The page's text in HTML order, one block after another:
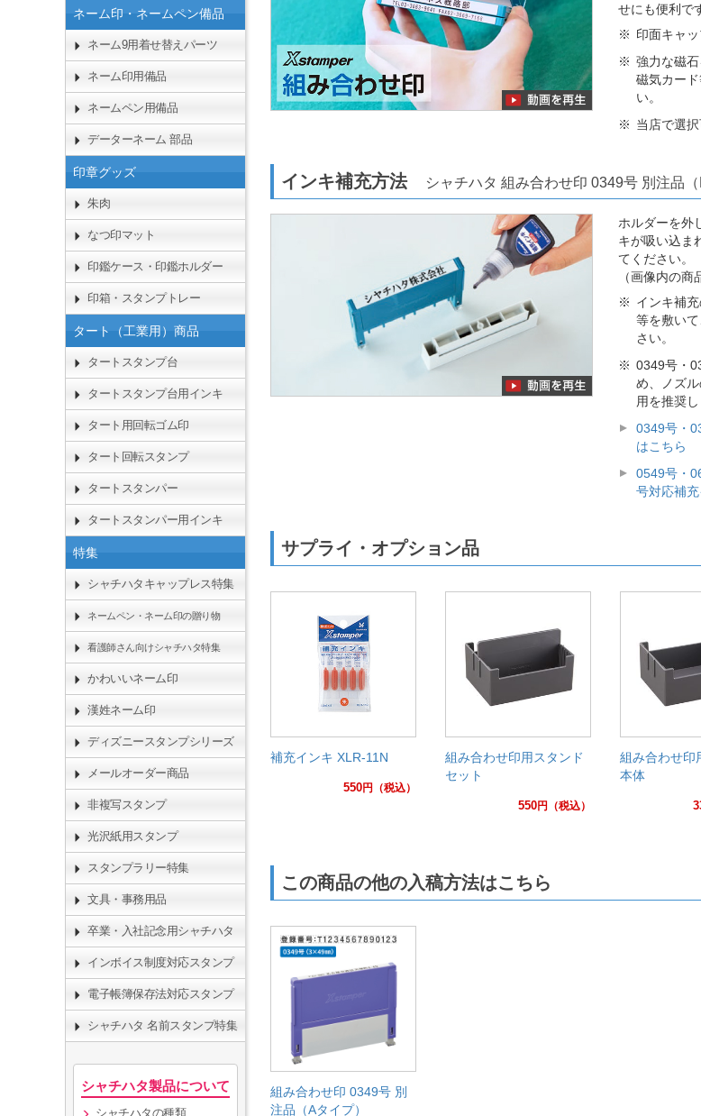
せにも便利で
印面キャ
強力な磁
磁気カー
い。
当店で選
インキ補充方法 シャチハタ 組み合わせ印 0349号 別注品（
ホルダーを外
キが吸い込ま
てください。
（画像内の商
インキ補
等を敷い
さい。
0349号・
め、ノズ
用を推奨し
0349号・
はこちら
0549号・
号対応補
サプライ・オプション品
補充インキ XLR-11N
550円 （税込）
組み合わせ印用スタンド
セット
550円 （税込）
組み合わせ印
本体
この商品の他の入稿方法はこちら
組み合わせ印 0349号 別
注品（Aタイプ）
ネーム印・ネームペン備品
ネーム9用着せ替えパーツ
ネーム印用備品
ネームペン用備品
データーネーム 部品
印章グッズ
朱肉
なつ印マット
印鑑ケース・印鑑ホルダー
印箱・スタンプトレー
タート（工業用）商品
タートスタンプ台
タートスタンプ台用インキ
タート用回転ゴム印
タート回転スタンプ
タートスタンパー
タートスタンパー用インキ
特集
シャチハタキャップレス特集
ネームペン・ネーム印の贈り物
看護師さん向けシャチハタ特集
かわいいネーム印
漢姓ネーム印
ディズニースタンプシリーズ
メールオーダー商品
非複写スタンプ
光沢紙用スタンプ
スタンプラリー特集
文具・事務用品
卒業・入社記念用シャチハタ
インボイス制度対応スタンプ
電子帳簿保存法対応スタンプ
シャチハタ 名前スタンプ特集
シャチハタ製品について
シャチハタの種類